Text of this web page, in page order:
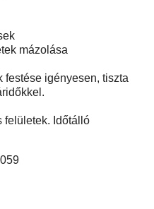
mázolása
festése igényesen, tiszta
felületek. Időtálló